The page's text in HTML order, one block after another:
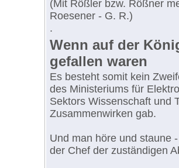
(Mit Rößler bzw. Rößner
Roesener - G. R.)
.
Wenn auf der
gefallen waren
Es besteht somit kein
des Ministeriums für
Sektors Wissenschaft und
Zusammenwirken gab.
Und man höre und staune
der Chef der zuständigen